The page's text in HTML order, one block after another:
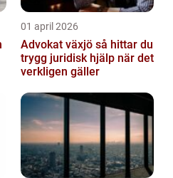
01 april 2026
Advokat växjö så hittar du
trygg juridisk hjälp när det
verkligen gäller